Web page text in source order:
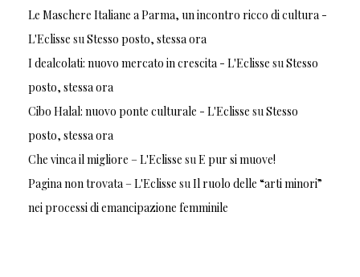
Le Maschere Italiane a Parma, un incontro ricco di cultura -
L'Eclisse suStesso posto, stessa ora
I dealcolati: nuovo mercato in crescita - L'Eclisse suStesso
posto, stessa ora
Cibo Halal: nuovo ponte culturale - L'Eclisse suStesso
posto, stessa ora
Che vinca il migliore – L'Eclisse suE pur si muove!
Pagina non trovata – L'Eclisse suIl ruolo delle “arti minori”
nei processi di emancipazione femminile